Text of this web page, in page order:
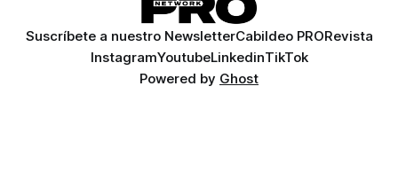
Suscríbete a nuestro NewsletterCabildeo PRORevista
InstagramYoutubeLinkedinTikTok
Powered by Ghost